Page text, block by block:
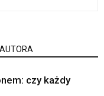
czy każdy